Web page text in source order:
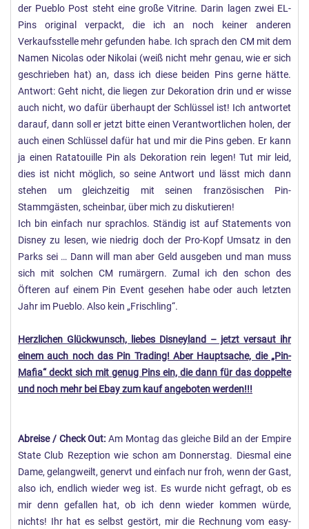
der Pueblo Post steht eine große Vitrine. Darin lagen zwei EL-
Pins original verpackt, die ich an noch keiner anderen
Verkaufsstelle mehr gefunden habe. Ich sprach den CM mit dem
Namen Nicolas oder Nikolai (weiß nicht mehr genau, wie er sich
geschrieben hat) an, dass ich diese beiden Pins gerne hätte.
Antwort: Geht nicht, die liegen zur Dekoration drin und er wisse
auch nicht, wo dafür überhaupt der Schlüssel ist! Ich antwortet
darauf, dann soll er jetzt bitte einen Verantwortlichen holen, der
auch einen Schlüssel dafür hat und mir die Pins geben. Er kann
ja einen Ratatouille Pin als Dekoration rein legen! Tut mir leid,
dies ist nicht möglich, so seine Antwort und lässt mich dann
stehen um gleichzeitig mit seinen französischen Pin-
Stammgästen, scheinbar, über mich zu diskutieren!
Ich bin einfach nur sprachlos. Ständig ist auf Statements von
Disney zu lesen, wie niedrig doch der Pro-Kopf Umsatz in den
Parks sei … Dann will man aber Geld ausgeben und man muss
sich mit solchen CM rumärgern. Zumal ich den schon des
Öfteren auf einem Pin Event gesehen habe oder auch letzten
Jahr im Pueblo. Also kein „Frischling“.
Herzlichen Glückwunsch, liebes Disneyland – jetzt versaut ihr
einem auch noch das Pin Trading! Aber Hauptsache, die „Pin-
Mafia“ deckt sich mit genug Pins ein, die dann für das doppelte
und noch mehr bei Ebay zum kauf angeboten werden!!!
Abreise / Check Out: Am Montag das gleiche Bild an der Empire
State Club Rezeption wie schon am Donnerstag. Diesmal eine
Dame, gelangweilt, genervt und einfach nur froh, wenn der Gast,
also ich, endlich wieder weg ist. Es wurde nicht gefragt, ob es
mir denn gefallen hat, ob ich denn wieder kommen würde,
nichts! Ihr hat es selbst gestört, mir die Rechnung vom easy-